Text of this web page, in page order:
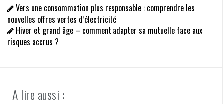
Vers une consommation plus responsable : comprendre les
nouvelles offres vertes d’électricité
Hiver et grand âge – comment adapter sa mutuelle face aux
risques accrus ?
A lire aussi :